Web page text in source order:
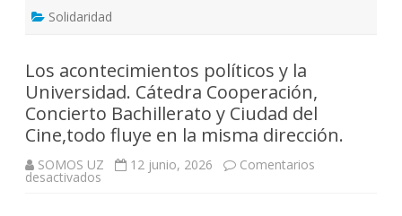
Solidaridad
Los acontecimientos políticos y la
Universidad. Cátedra Cooperación,
Concierto Bachillerato y Ciudad del
Cine,todo fluye en la misma dirección.
SOMOS UZ 12 junio, 2026 Comentarios
desactivados